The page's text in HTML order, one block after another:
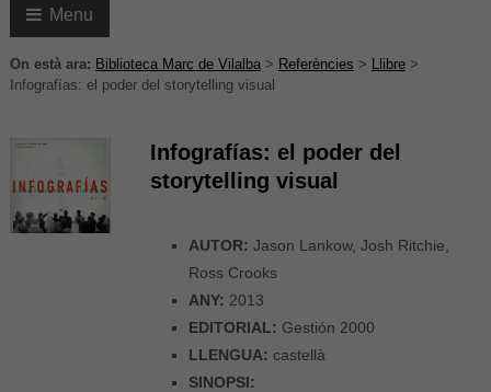
Menu
On està ara: Biblioteca Marc de Vilalba> Referències > Llibre>
Infografías: el poder del storytelling visual
Infografías: el poder del
storytelling visual
AUTOR: Jason Lankow, Josh Ritchie,
Ross Crooks
ANY: 2013
EDITORIAL: Gestión 2000
LLENGUA: castellà
SINOPSI: